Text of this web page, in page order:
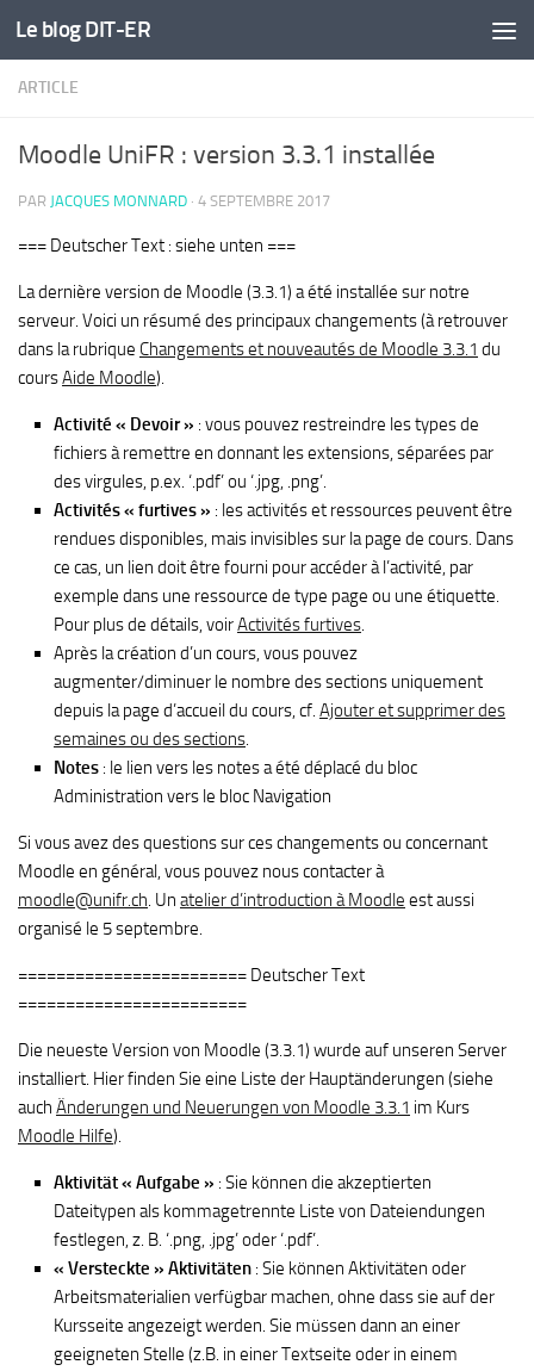
Skip to content
Le blog DIT-ER
ARTICLE
Moodle UniFR : version 3.3.1 installée
PAR JACQUES MONNARD · 4 SEPTEMBRE 2017
=== Deutscher Text : siehe unten ===
La dernière version de Moodle (3.3.1) a été installée sur notre
serveur. Voici un résumé des principaux changements (à retrouver
dans la rubrique Changements et nouveautés de Moodle 3.3.1 du
coursAide Moodle).
Activité « Devoir » : vous pouvez restreindre les types de
fichiers à remettre en donnant les extensions, séparées par
des virgules, p.ex. ‘.pdf’ ou ‘.jpg, .png’.
Activités « furtives » : les activités et ressources peuvent être
rendues disponibles, mais invisibles sur la page de cours. Dans
ce cas, un lien doit être fourni pour accéder à l’activité, par
exemple dans une ressource de type page ou une étiquette.
Pour plus de détails, voirActivités furtives.
Après la création d’un cours, vous pouvez
augmenter/diminuer le nombre des sections uniquement
depuis la page d’accueil du cours, cf. Ajouter et supprimer des
semaines ou des sections.
Notes : le lien vers les notes a été déplacé du bloc
Administration vers le bloc Navigation
Si vous avez des questions sur ces changements ou concernant
Moodle en général, vous pouvez nous contacter à
moodle@unifr.ch. Un atelier d’introduction à Moodle est aussi
organisé le 5 septembre.
======================== Deutscher Text
========================
Die neueste Version von Moodle (3.3.1) wurde auf unseren Server
installiert. Hier finden Sie eine Liste der Hauptänderungen (siehe
auch Änderungen und Neuerungen von Moodle 3.3.1 im Kurs
Moodle Hilfe).
Aktivität « Aufgabe » : Sie können die akzeptierten
Dateitypen als kommagetrennte Liste von Dateiendungen
festlegen, z. B. ‘.png, .jpg’ oder ‘.pdf’.
« Versteckte » Aktivitäten : Sie können Aktivitäten oder
Arbeitsmaterialien verfügbar machen, ohne dass sie auf der
Kursseite angezeigt werden. Sie müssen dann an einer
geeigneten Stelle (z.B. in einer Textseite oder in einem